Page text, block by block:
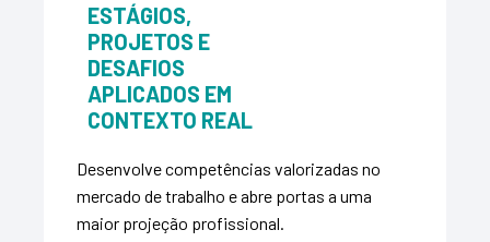
ESTÁGIOS,
PROJETOS E
DESAFIOS
APLICADOS EM
CONTEXTO REAL
Desenvolve competências valorizadas no
mercado de trabalho e abre portas a uma
maior projeção profissional.